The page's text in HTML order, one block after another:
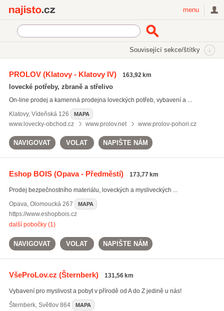
menu
Související sekce/štítky
lovecké oděvy(30)
lovecké zbraně (83)
Všechny související štítky
PROLOV(Klatovy - Klatovy IV) 163,92 km
lovecké potřeby, zbraně a střelivo
On-line prodej a kamenná prodejna loveckých potřeb, vybavení a ...
Klatovy, Vídeňská 126 MAPA
www.lovecky-obchod.cz www.prolov.net www.prolov-pohori.cz
NAVIGOVAT VOLAT NAPIŠTE NÁM
Eshop BOIS(Opava - Předměstí) 173,77 km
Prodej bezpečnostního materiálu, loveckých a mysliveckých ...
Opava, Olomoucká 267 MAPA
https://www.eshopbois.cz
další pobočky (1)
NAVIGOVAT VOLAT NAPIŠTE NÁM
VšeProLov.cz (Šternberk) 131,56 km
Vybavení pro myslivost a pobyt v přírodě od A do Z jedině u nás!
Šternberk, Světlov 864 MAPA